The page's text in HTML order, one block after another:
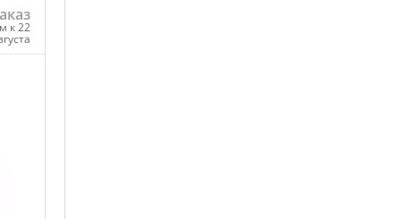
к 22